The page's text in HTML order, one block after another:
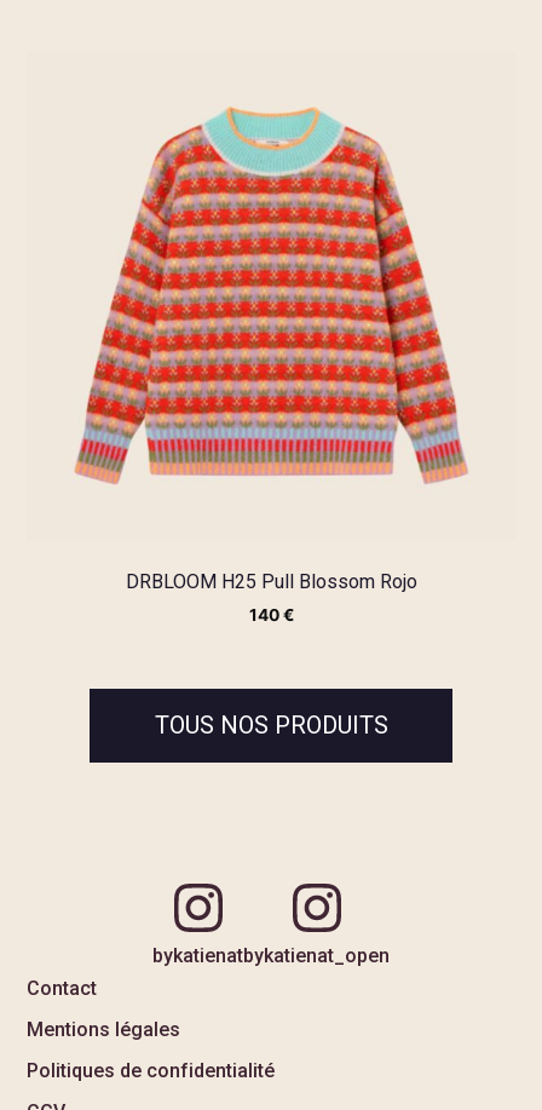
DRBLOOM H25 Pull Blossom Rojo
140€
TOUS NOS PRODUITS
bykatienatbykatienat_open
Contact
Mentions légales
Politiques de confidentialité